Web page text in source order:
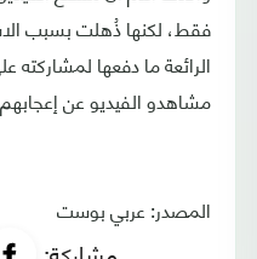
فقط، لكنها ذُهلت بسبب
الرائعة ما دفعها لمشاركته
مشاهدو الفيديو عن
المصدر: عربي بوست